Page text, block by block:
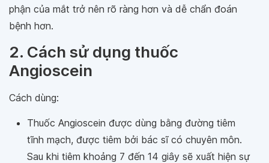
phận của mắt trở nên rõ ràng hơn và dễ chẩn đoán
bệnh hơn.
2. Cách sử dụng thuốc
Angioscein
Cách dùng:
Thuốc Angioscein được dùng bằng đường tiêm
tĩnh mạch, được tiêm bởi bác sĩ có chuyên môn.
Sau khi tiêm khoảng 7 đến 14 giây sẽ xuất hiện sự